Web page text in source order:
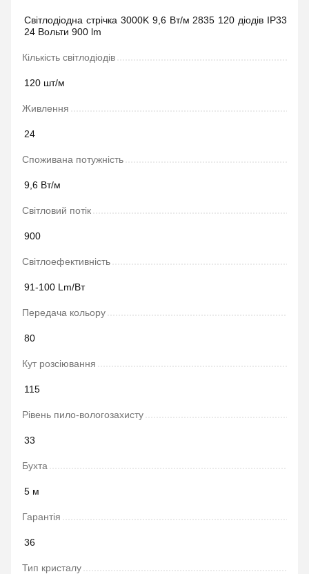
Світлодіодна стрічка 3000K 9,6 Вт/м 2835 120 діодів IP33
24 Вольти 900 lm
Кількість світлодіодів
120 шт/м
Живлення
24
Споживана потужність
9,6 Вт/м
Світловий потік
900
Світлоефективність
91-100 Lm/Вт
Передача кольору
80
Кут розсіювання
115
Рівень пило-вологозахисту
33
Бухта
5 м
Гарантія
36
Тип кристалу